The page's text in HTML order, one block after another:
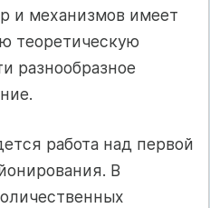
и механизмов имеет
теоретическую
разнообразное
работа над первой
В